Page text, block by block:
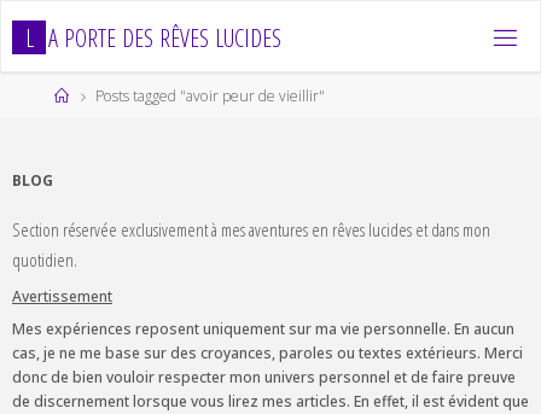
L A PORTE DES RÊVES LUCIDES
HomePosts tagged "avoir peur de vieillir"
BLOG
Section réservée exclusivement à mes aventures en rêves lucides et dans mon
quotidien.
Avertissement
Mes expériences reposent uniquement sur ma vie personnelle. En aucun
cas, je ne me base sur des croyances, paroles ou textes extérieurs. Merci
donc de bien vouloir respecter mon univers personnel et de faire preuve
de discernement lorsque vous lirez mes articles. En effet, il est évident que